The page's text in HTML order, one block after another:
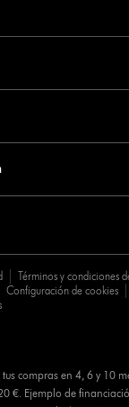
Términos y condiciones
Configuración de cookies
compras en 4, 6 y 10
€. Ejemplo de